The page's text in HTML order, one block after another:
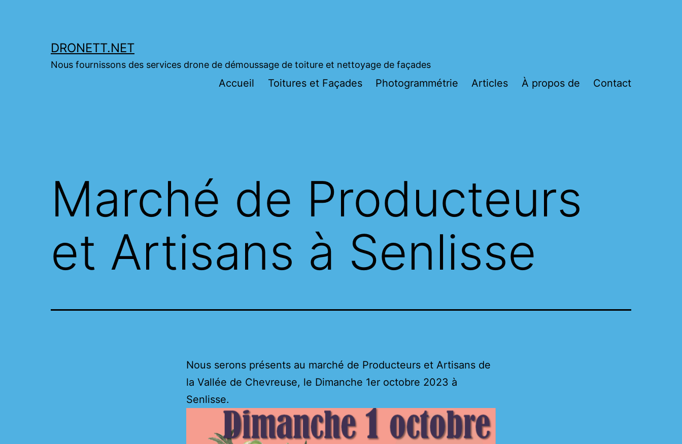
DRONETT.NET
Nous fournissons des services drone de démoussage de toiture et nettoyage de façades
Accueil Toitures et Façades Photogrammétrie Articles À propos de Contact
Marché de Producteurs
et Artisans à Senlisse
Nous serons présents au marché de Producteurs et Artisans de
la Vallée de Chevreuse, le Dimanche 1er octobre 2023 à
Senlisse.